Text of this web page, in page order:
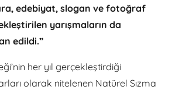
edebiyat, slogan ve fotoğraf
yarışmaların da
edildi.”
her yıl gerçekleştirdiği
olarak nitelenen Natürel Sızma